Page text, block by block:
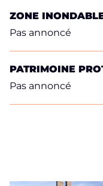
ZONE
Pas annoncé
PATRIMOINE
Pas annoncé